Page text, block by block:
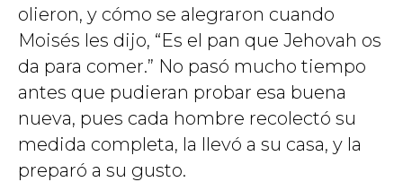
olieron, y cómo se alegraron cuando
Moisés les dijo, “Es el pan que Jehovah os
da para comer.” No pasó mucho tiempo
antes que pudieran probar esa buena
nueva, pues cada hombre recolectó su
medida completa, la llevó a su casa, y la
preparó a su gusto.